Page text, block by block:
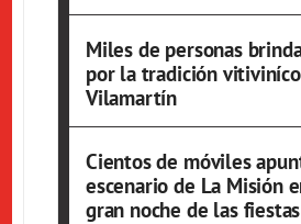
Miles de personas
por la tradición
Vilamartín
Cientos de móviles
escenario de La Misión
gran noche de las